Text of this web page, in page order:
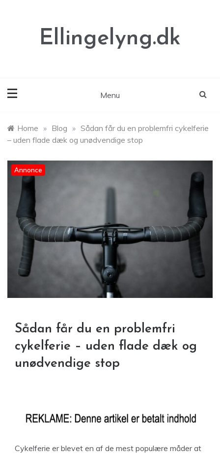
Ellingelyng.dk
Menu
Home » Blog » Sådan får du en problemfri cykelferie
– uden flade dæk og unødvendige stop
Annonce
Sådan får du en problemfri
cykelferie – uden flade dæk og
unødvendige stop
Cykelferie er blevet en af de mest populære måder at